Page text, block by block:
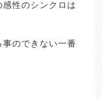
性のシンクロは
のできない一番